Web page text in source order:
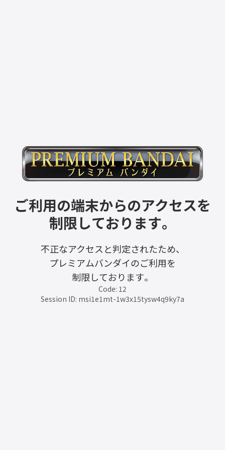
ご利用の端末からのアクセスを
制限しております。
不正なアクセスと判定されたため、
プレミアムバンダイのご利用を
制限しております。
Code: 12
Session ID: msi1e1mt-1w3x15tysw4q9ky7a